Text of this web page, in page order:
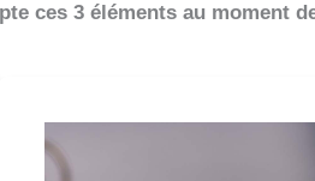
ces 3 éléments au moment